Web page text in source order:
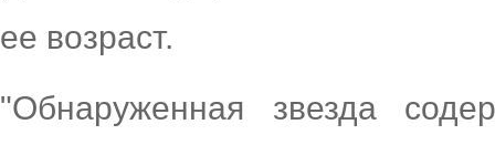
ее возраст.
"Обнаруженная звезда